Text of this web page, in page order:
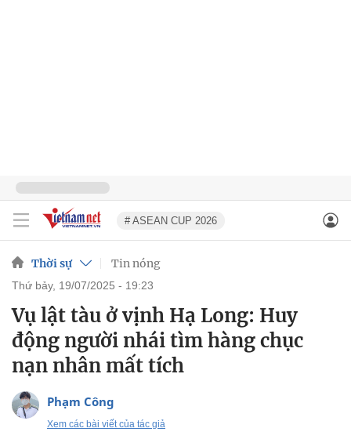
# ASEAN CUP 2026
Thời sự Tin nóng
thứ bảy, 19/07/2025 - 19:23
Vụ lật tàu ở vịnh Hạ Long: Huy
động người nhái tìm hàng chục
nạn nhân mất tích
Phạm Công
Xem các bài viết của tác giả